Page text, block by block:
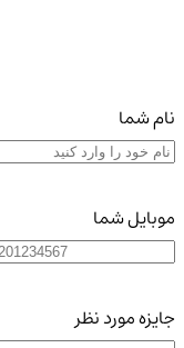
نام شما
موبایل شما
جایزه مورد نظر